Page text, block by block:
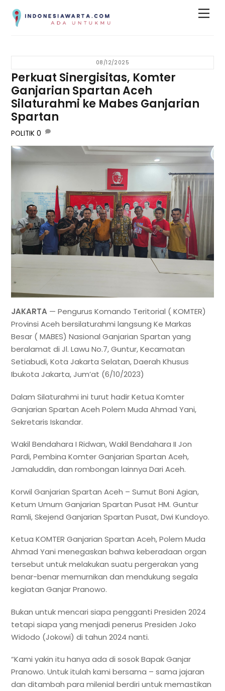
08/12/2025
Perkuat Sinergisitas, Komter
Ganjarian Spartan Aceh
Silaturahmi ke Mabes Ganjarian
Spartan
POLITIK 0
JAKARTA — Pengurus Komando Teritorial ( KOMTER)
Provinsi Aceh bersilaturahmi langsung Ke Markas
Besar ( MABES) Nasional Ganjarian Spartan yang
beralamat di Jl. Lawu No.7, Guntur, Kecamatan
Setiabudi, Kota Jakarta Selatan, Daerah Khusus
Ibukota Jakarta, Jum’at (6/10/2023)
Dalam Silaturahmi ini turut hadir Ketua Komter
Ganjarian Spartan Aceh Polem Muda Ahmad Yani,
Sekretaris Iskandar.
Wakil Bendahara I Ridwan, Wakil Bendahara II Jon
Pardi, Pembina Komter Ganjarian Spartan Aceh,
Jamaluddin, dan rombongan lainnya Dari Aceh.
Korwil Ganjarian Spartan Aceh – Sumut Boni Agian,
Ketum Umum Ganjarian Spartan Pusat HM. Guntur
Ramli, Skejend Ganjarian Spartan Pusat, Dwi Kundoyo.
Ketua KOMTER Ganjarian Spartan Aceh, Polem Muda
Ahmad Yani menegaskan bahwa keberadaan organ
tersebut untuk melakukan suatu pergerakan yang
benar-benar memurnikan dan mendukung segala
kegiatan Ganjar Pranowo.
Bukan untuk mencari siapa pengganti Presiden 2024
tetapi siapa yang menjadi penerus Presiden Joko
Widodo (Jokowi) di tahun 2024 nanti.
“Kami yakin itu hanya ada di sosok Bapak Ganjar
Pranowo. Untuk itulah kami bersama – sama jajaran
dan ditambah para milenial berdiri untuk memastikan